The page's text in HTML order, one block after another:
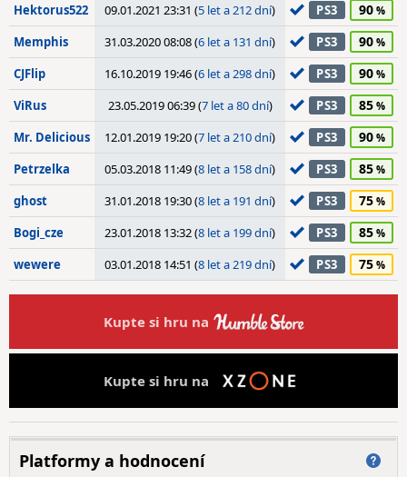
Hektorus522 09.01.2021 23:31 (5 let a 212 dní) PS3 90
Memphis 31.03.2020 08:08 (6 let a 131 dní) PS3 90
CJFlip 16.10.2019 19:46 (6 let a 298 dní) PS3 90
ViRus 23.05.2019 06:39 (7 let a 80 dní) PS3 85
Mr. Delicious 12.01.2019 19:20 (7 let a 210 dní) PS3 90
Petrzelka 05.03.2018 11:49 (8 let a 158 dní) PS3 85
ghost 31.01.2018 19:30 (8 let a 191 dní) PS3 75
Bogi_cze 23.01.2018 13:32 (8 let a 199 dní) PS3 85
wewere 03.01.2018 14:51 (8 let a 219 dní) PS3 75
Kupte si hru na
Kupte si hru na
Platformy a hodnocení